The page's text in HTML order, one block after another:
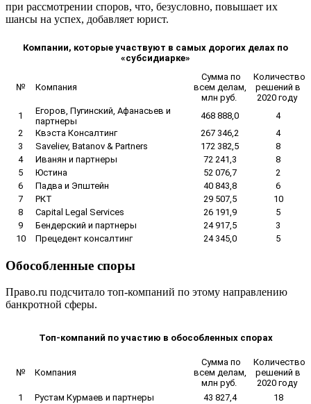
при рассмотрении споров, что, безусловно, повышает их
шансы на успех, добавляет юрист.
Компании, которые участвуют в самых дорогих делах по
«субсидиарке»
№ Компания
Сумма по
всем делам,
млн руб.
Количество
решений в
2020 году
1
Егоров, Пугинский, Афанасьев и
партнеры
468 888,0
4
2
Квэста Консалтинг 267 346,2
4
3
Saveliev, Batanov & Partners 172 382,5
8
4
Иванян и партнеры 72 241,3
8
5
Юстина 52 076,7
2
6
Падва и Эпштейн 40 843,8
6
7
РКТ 29 507,5
10
8
Capital Legal Services 26 191,9
5
9
Бендерский и партнеры 24 917,5
3
10
Прецедент консалтинг 24 345,0 5
Обособленные споры
Право.ru подсчитало топ-компаний по этому направлению
банкротной сферы.
Топ-компаний по участию в обособленных спорах
№ Компания
Сумма по
всем делам,
млн руб.
Количество
решений в
2020 году
1
Рустам Курмаев и партнеры 43 827,4
18